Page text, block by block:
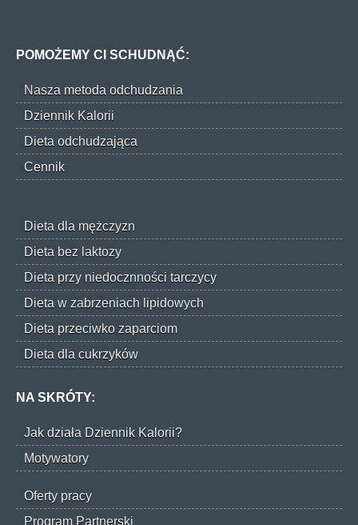
POMOŻEMY CI SCHUDNĄĆ:
Nasza metoda odchudzania
Dziennik Kalorii
Dieta odchudzająca
Cennik
Dieta dla mężczyzn
Dieta bez laktozy
Dieta przy niedocznności tarczycy
Dieta w zabrzeniach lipidowych
Dieta przeciwko zaparciom
Dieta dla cukrzyków
NA SKRÓTY:
Jak działa Dziennik Kalorii?
Motywatory
Oferty pracy
Program Partnerski